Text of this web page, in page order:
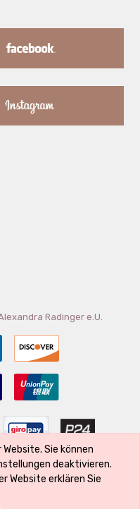
Sie können
deaktivieren.
Website erklären Sie
Radinger e.U.
Inhabers und wird verwendet,
Qualität kennzeichnet